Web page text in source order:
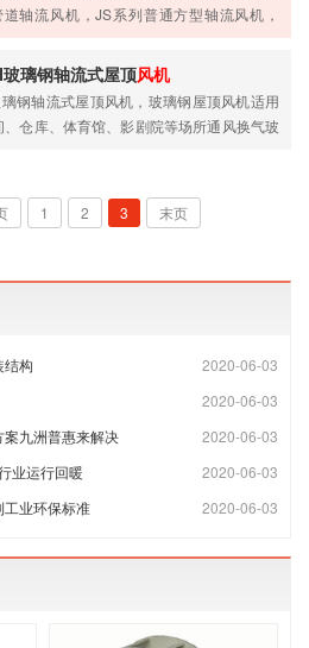
轴流风机，JS系列普通方型轴流风机，
T35系列轴流风机，T30C式外接式轴流风
风机，SF(B)壁式节能低噪音风机,SLG
璃钢轴流式屋顶风机
钢轴流式屋顶风机，玻璃钢屋顶风机适用
仓库、体育馆、影剧院等场所通风换气玻
1 2 3 末页
2020-06-03
结构
2020-06-03
2020-06-03
九洲普惠来解决
2020-06-03
业运行回暖
2020-06-03
业环保标准